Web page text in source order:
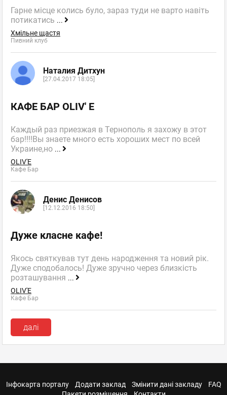
Гарне місце колись було, зараз туди не варто навіть
потикатись ...
Хмільне щастя
Пивний клуб
Наталия Дитхун
[27.04.2017 18:05]
КАФЕ БАР OLIV' E
Каждый раз приезжая в Тернополь я захожу в этот
бар!!!!Вы знаете много есть хороших мест по всей
Украине,но ...
OLIV'E
Кафе Бар
Денис Денисов
[12.12.2016 18:50]
Дуже класне кафе!
Якось святкував тут день народження та новий рік.
Дуже сподобалось! Дуже зручно через близкість
розташування ...
OLIV'E
Кафе Бар
далі
Інфокарта порталу Додати заклад Змінити дані закладу
FAQ